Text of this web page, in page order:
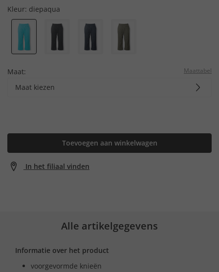
Kleur: diepaqua
Maat: Maattabel
Maat kiezen
Toevoegen aan winkelwagen
In het filiaal vinden
Alle artikelgegevens
Informatie over het product
voorgevormde knieën